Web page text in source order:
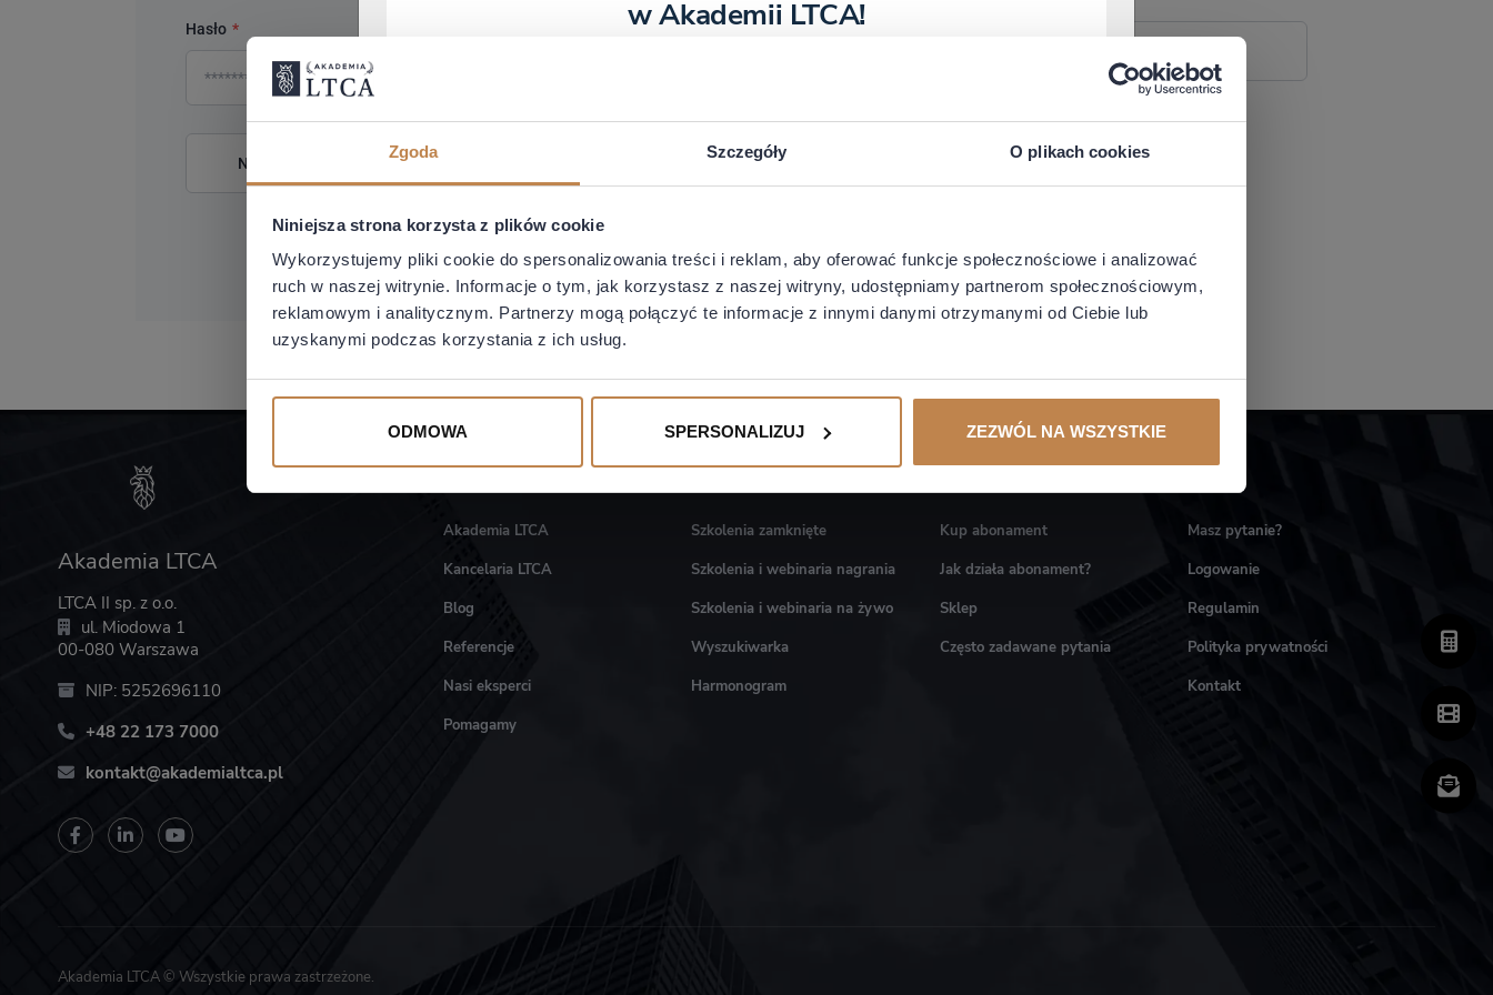
Zgoda Szczegóły O plikach cookies
Niniejsza strona korzysta z plików cookie
Wykorzystujemy pliki cookie do spersonalizowania treści i reklam, aby oferować funkcje społecznościowe i analizować
ruch w naszej witrynie. Informacje o tym, jak korzystasz z naszej witryny, udostępniamy partnerom społecznościowym,
reklamowym i analitycznym. Partnerzy mogą połączyć te informacje z innymi danymi otrzymanymi od Ciebie lub
uzyskanymi podczas korzystania z ich usług.
ODMOWA SPERSONALIZUJ ZEZWÓL NA WSZYSTKIE
Hasło *
Nie pamiętasz hasła?
w Akademii LTCA!
dane.
Akademia LTCA
LTCA II sp. z o.o.
ul. Miodowa 1
00-080 Warszawa
NIP: 5252696110
+48 22 173 7000
kontakt@akademialtca.pl
O NAS
Akademia LTCA
Kancelaria LTCA
Blog
Referencje
Nasi eksperci
Pomagamy
LINKI
Szkolenia zamknięte
Szkolenia i webinaria nagrania
Szkolenia i webinaria na żywo
Wyszukiwarka
Harmonogram
NA SKRÓTY
Kup abonament
Jak działa abonament?
Sklep
Często zadawane pytania
POMOC
Masz pytanie?
Logowanie
Regulamin
Polityka prywatności
Kontakt
Akademia LTCA © Wszystkie prawa zastrzeżone.